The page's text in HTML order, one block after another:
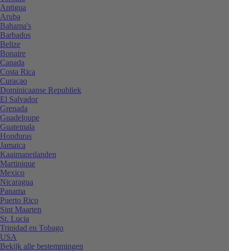
Antigua
Aruba
Bahama's
Barbados
Belize
Bonaire
Canada
Costa Rica
Curaçao
Dominicaanse Republiek
El Salvador
Grenada
Guadeloupe
Guatemala
Honduras
Jamaica
Kaaimaneilanden
Martinique
Mexico
Nicaragua
Panama
Puerto Rico
Sint Maarten
St. Lucia
Trinidad en Tobago
USA
Bekijk alle bestemmingen